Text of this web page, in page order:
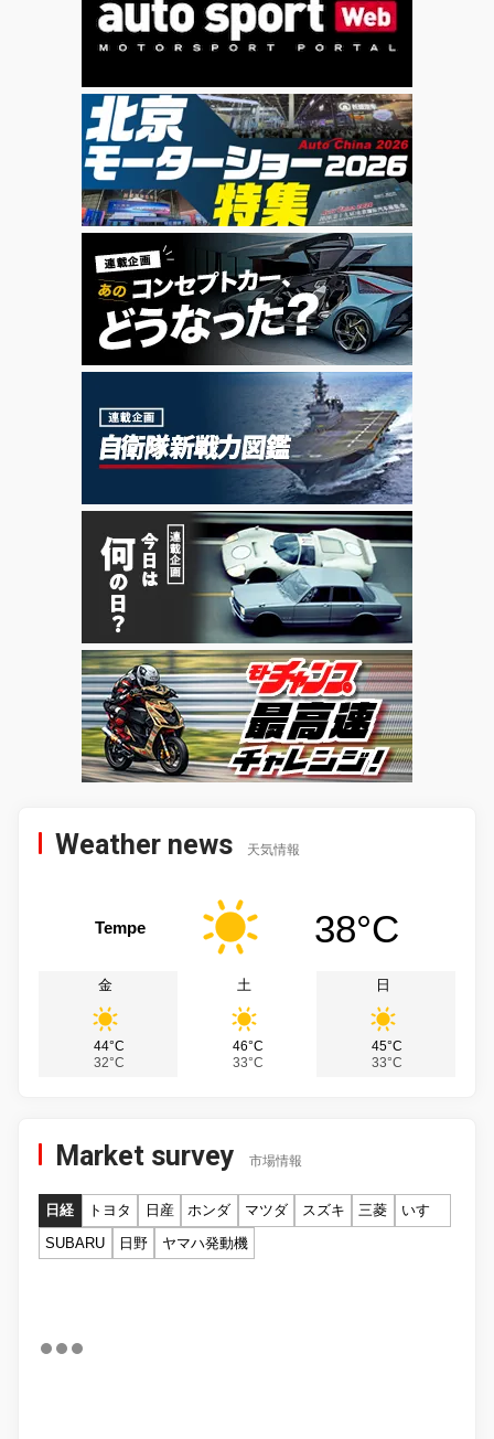
Weather news 天気情報
Tempe 38°C
金
44°C
32°C
土
46°C
33°C
日
45°C
33°C
Market survey 市場情報
日経 トヨタ 日産 ホンダ マツダ スズキ 三菱
いすゞ
SUBARU
日野 ヤマハ発動機